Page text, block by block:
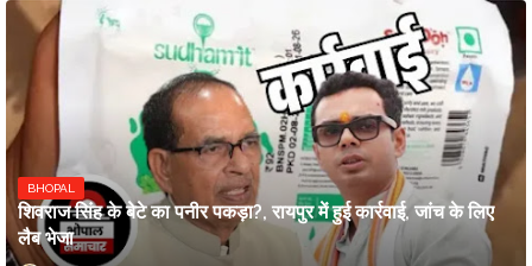
BHOPAL
शिवराज सिंह के बेटे का पनीर पकड़ा?, रायपुर में हुई कार्रवाई, जांच के लिए
लैब भेजा